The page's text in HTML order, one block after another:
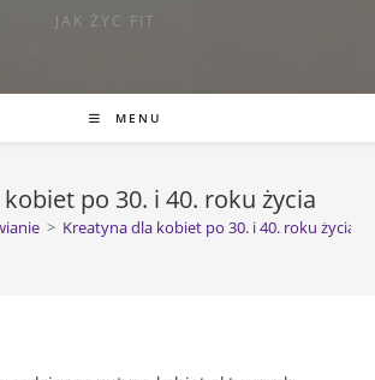
JAK ŻYC FIT
MENU
po 30. i 40. roku życia
> Kreatyna dla kobiet po 30. i 40. roku życia